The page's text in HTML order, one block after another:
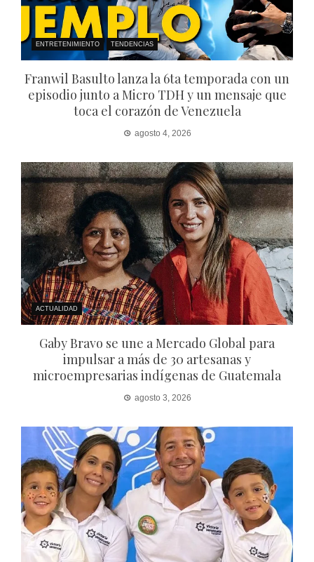
ENTRETENIMIENTO TENDENCIAS
Franwil Basulto lanza la 6ta temporada con un
episodio junto a Micro TDH y un mensaje que
toca el corazón de Venezuela
agosto 4, 2026
ACTUALIDAD
Gaby Bravo se une a Mercado Global para
impulsar a más de 30 artesanas y
microempresarias indígenas de Guatemala
agosto 3, 2026